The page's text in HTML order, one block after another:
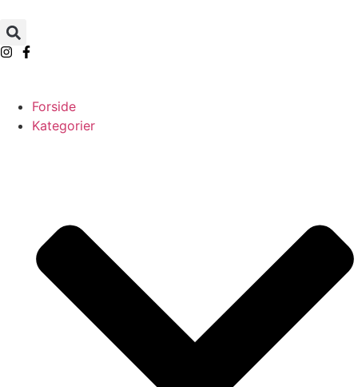
Forside
Kategorier